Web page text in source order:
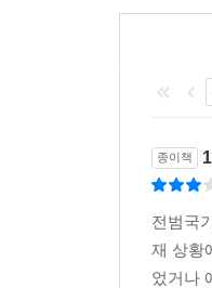
일본 사회
저널리스
확실하다.
종이책
전범국
재 상황
었거나